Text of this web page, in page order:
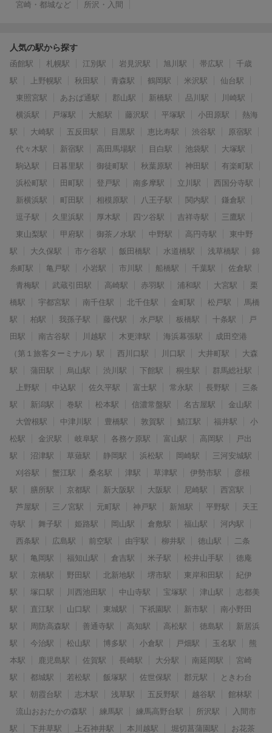
宮崎・都城など
所沢・入間
人気の駅から探す
函館駅 札幌駅 江別駅 岩見沢駅 旭川駅 帯広駅
千歳
駅
上野幌駅 秋田駅 青森駅 鶴岡駅 米沢駅
仙台駅
東照宮駅
あおば通駅 郡山駅 新橋駅 品川駅
川崎駅
横浜駅
戸塚駅 大船駅 藤沢駅 平塚駅 小田原駅
熱海
駅
大崎駅 五反田駅 目黒駅 恵比寿駅 渋谷駅
原宿駅
代々木駅
新宿駅 高田馬場駅 目白駅 池袋駅
大塚駅
駒込駅
日暮里駅 御徒町駅 秋葉原駅 神田駅
有楽町駅
浜松町駅
田町駅 登戸駅 南多摩駅 立川駅
西国分寺駅
新横浜駅
町田駅 相模原駅 八王子駅 関内駅
鎌倉駅
逗子駅
久里浜駅 厚木駅 四ツ谷駅 吉祥寺駅
三鷹駅
東山梨駅
甲府駅 御茶ノ水駅 中野駅 高円寺駅
東中野
駅
大久保駅 市ケ谷駅 飯田橋駅 水道橋駅 浅草橋駅
錦
糸町駅
亀戸駅 小岩駅 市川駅 船橋駅 千葉駅
佐倉駅
青梅駅
武蔵引田駅 高崎駅 赤羽駅 浦和駅 大宮駅
栗
橋駅
宇都宮駅 南千住駅 北千住駅 金町駅 松戸駅
馬橋
駅
柏駅 我孫子駅 藤代駅 水戸駅 板橋駅 十条駅
戸
田駅
南古谷駅 川越駅 木更津駅 海浜幕張駅
成田空港
（第１旅客ターミナル）駅
西川口駅 川口駅 大井町駅
大森
駅
蒲田駅 烏山駅 渋川駅 下館駅 桐生駅
群馬総社駅
上野駅
中込駅 佐久平駅 富士駅 常永駅 長野駅
三条
駅
新潟駅 巻駅 松本駅 信濃常盤駅 名古屋駅
金山駅
大曽根駅
中津川駅 豊橋駅 敦賀駅 鯖江駅 福井駅
小
松駅
金沢駅 岐阜駅 各務ケ原駅 富山駅 高岡駅
戸出
駅
沼津駅 草薙駅 静岡駅 浜松駅 岡崎駅
三河安城駅
刈谷駅
蟹江駅 桑名駅 津駅 草津駅 伊勢市駅
彦根
駅
膳所駅 京都駅 新大阪駅 大阪駅 尼崎駅
西宮駅
芦屋駅
三ノ宮駅 元町駅 神戸駅 新旭駅 平野駅
天王
寺駅
舞子駅 姫路駅 岡山駅 倉敷駅 福山駅
河内駅
西条駅
広島駅 前空駅 由宇駅 柳井駅 徳山駅
二条
駅
亀岡駅 福知山駅 倉吉駅 米子駅 松井山手駅
徳庵
駅
京橋駅 野田駅 北新地駅 堺市駅 東岸和田駅
紀伊
駅
塚口駅 川西池田駅 中山寺駅 宝塚駅 津山駅
志都美
駅
直江駅 山口駅 東城駅 下祇園駅 新市駅
南小野田
駅
周防高森駅 善通寺駅 高知駅 高松駅 徳島駅
新居浜
駅
今治駅 松山駅 博多駅 小倉駅 戸畑駅 玉名駅
熊
本駅
鹿児島駅 佐賀駅 長崎駅 大分駅 南延岡駅
宮崎
駅
都城駅 若松駅 飯塚駅 佐世保駅 郡元駅
ときわ台
駅
朝霞台駅 志木駅 浅草駅 五反野駅 越谷駅
館林駅
流山おおたかの森駅
練馬駅 練馬高野台駅 所沢駅
入間市
駅
下井草駅 上石神井駅 本川越駅 堀切菖蒲園駅 お花茶